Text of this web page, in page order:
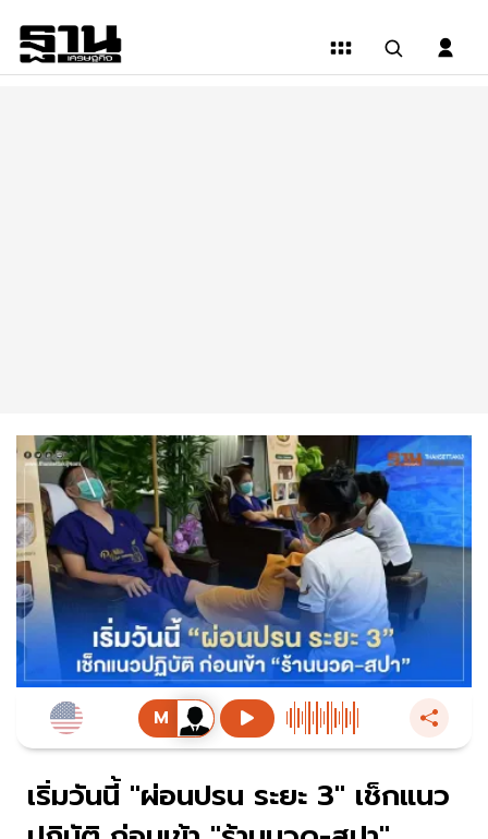
เริ่มวันนี้ "ผ่อนปรน ระยะ 3" เช็กแนว